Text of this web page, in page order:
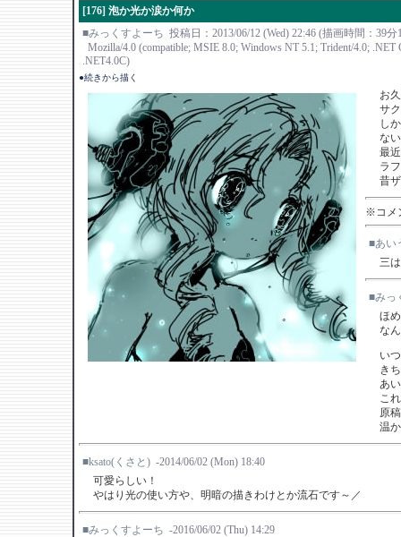
[176] 泡か光か涙か何か
■みっくすよーち 投稿日：2013/06/12 (Wed) 22:46 (描画時間：39
Mozilla/4.0 (compatible; MSIE 8.0; Windows NT 5.1; Trident/4.0;
.NET4.0C)
●続きから描く
お
サ
し
な
最
ラ
昔
※コメ
■あい
三
■みっ
ほ
な
い
き
あ
こ
原
温
■ksato(くさと) -2014/06/02 (Mon) 18:40
可愛らしい！
やはり光の使い方や、明暗の描きわけとか流石です～／
■みっくすよーち -2016/06/02 (Thu) 14:29